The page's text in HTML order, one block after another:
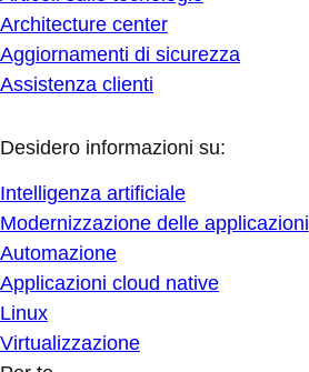
Architecture center
Aggiornamenti di sicurezza
Assistenza clienti
Desidero informazioni su:
Intelligenza artificiale
Modernizzazione delle applicazioni
Automazione
Applicazioni cloud native
Linux
Virtualizzazione